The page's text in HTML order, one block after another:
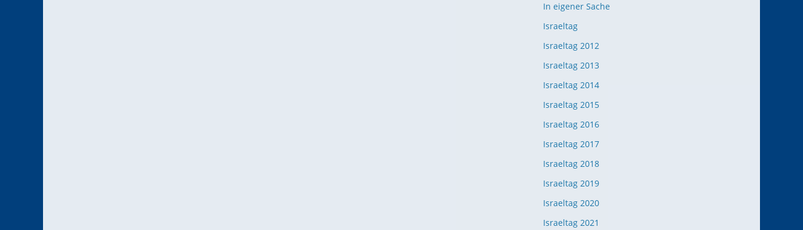
In eigener Sache
Israeltag
Israeltag 2012
Israeltag 2013
Israeltag 2014
Israeltag 2015
Israeltag 2016
Israeltag 2017
Israeltag 2018
Israeltag 2019
Israeltag 2020
Israeltag 2021